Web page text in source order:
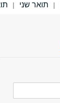
| תואר שני |